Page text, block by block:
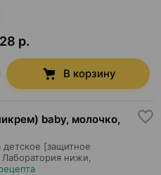
р.
В корзину
baby, молочко,
детское [защитное
Лаборатория нижи